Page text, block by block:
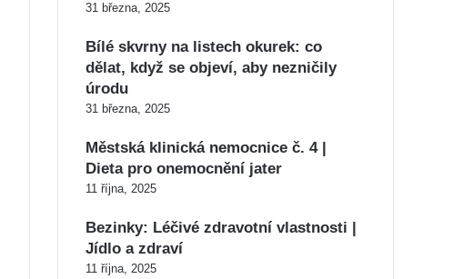
31 března, 2025
Bílé skvrny na listech okurek: co
dělat, když se objeví, aby nezničily
úrodu
31 března, 2025
Městská klinická nemocnice č. 4 |
Dieta pro onemocnění jater
11 října, 2025
Bezinky: Léčivé zdravotní vlastnosti |
Jídlo a zdraví
11 října, 2025